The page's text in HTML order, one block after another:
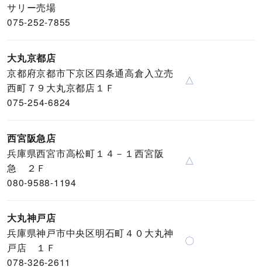
サリー売場
075-252-7855
大丸京都店
京都府京都市下京区四条通高倉入立売
西町７９大丸京都店１Ｆ
075-254-6824
△
西宮阪急店
兵庫県西宮市高松町１４－１西宮阪
急 ２Ｆ
080-9588-1194
△
大丸神戸店
兵庫県神戸市中央区明石町４０大丸神
戸店 １Ｆ
078-326-2611
〇